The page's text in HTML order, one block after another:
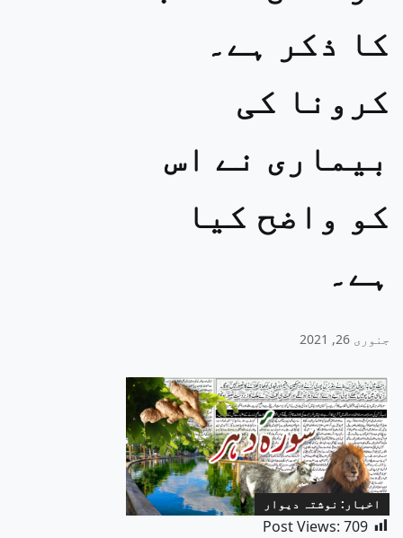
کا ذکر ہے۔
کرونا کی
بیماری نے اس
کو واضح کیا
ہے۔
جنوری 26, 2021
اخبار: نوشتہ دیوار
Post Views: 709